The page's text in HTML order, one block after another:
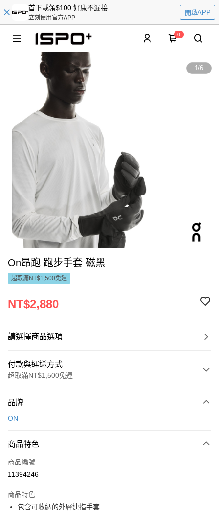
首下載領$100 好康不漏接
立刻使用官方APP
開啟APP
0
1/6
On昂跑 跑步手套 磁黑
超取滿NT$1,500免運
NT$2,880
請選擇商品選項
付款與運送方式
超取滿NT$1,500免運
信用卡一次付款
Apple Pay
悠遊付
7-11取貨(快速到店)
品牌
ON
商品特色
商品編號
11394246
商品特色
包含可收納的外層連指手套